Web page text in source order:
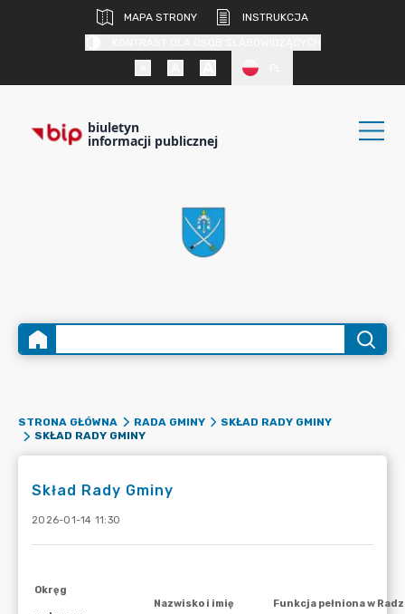
MAPA STRONY
INSTRUKCJA
biuletyn
informacji publicznej
STRONA GŁÓWNA RADA GMINY
SKŁAD RADY GMINY
SKŁAD RADY GMINY
Skład Rady Gminy
2026-01-14 11:30